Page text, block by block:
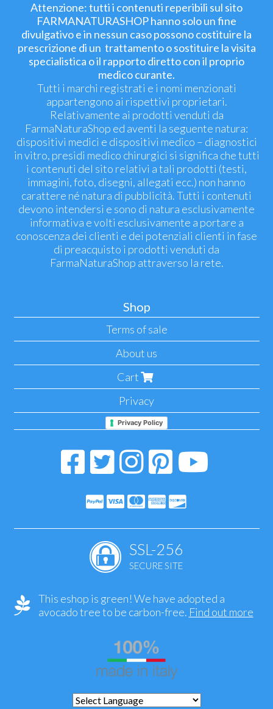
Attenzione: tutti i contenuti reperibili sul sito
FARMANATURASHOP hanno solo un fine
divulgativo e in nessun caso possono costituire la
prescrizione di un trattamento o sostituire la visita
specialistica o il rapporto diretto con il proprio
medico curante.
Tutti i marchi registrati e i nomi menzionati
appartengono ai rispettivi proprietari.
Relativamente ai prodotti venduti da
FarmaNaturaShop ed aventi la seguente natura:
dispositivi medici e dispositivi medico – diagnostici
in vitro, presidi medico chirurgici si significa che tutti
i contenuti del sito relativi a tali prodotti (testi,
immagini, foto, disegni, allegati ecc.) non hanno
carattere né natura di pubblicità. Tutti i contenuti
devono intendersi e sono di natura esclusivamente
informativa e volti esclusivamente a portare a
conoscenza dei clienti e dei potenziali clienti in fase
di preacquisto i prodotti venduti da
FarmaNaturaShop attraverso la rete.
Shop
Terms of sale
About us
Cart
Privacy
Privacy Policy
SSL-256
SECURE SITE
This eshop is green! We have adopted a
avocado tree to be carbon-free. Find out more